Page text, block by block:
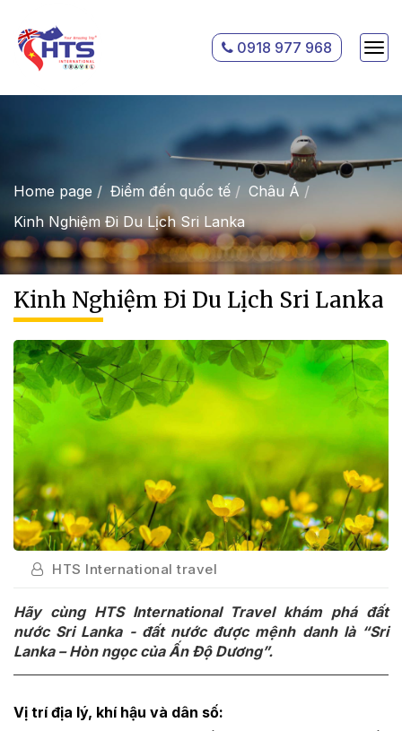
0918 977 968
Home page Điểm đến quốc tế
Châu Á
Kinh Nghiệm Đi Du Lịch Sri Lanka
Kinh Nghiệm Đi Du Lịch Sri Lanka
HTS International travel
Hãy cùng HTS International Travel khám phá đất
nước Sri Lanka - đất nước được mệnh danh là “Sri
Lanka – Hòn ngọc của Ấn Độ Dương”.
Vị trí địa lý, khí hậu và dân số: